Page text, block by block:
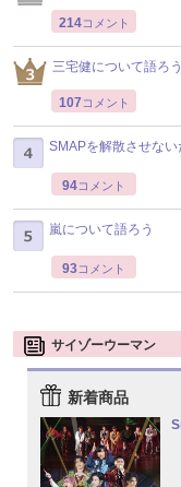
214コメント
三宅健について語ろう
107 コメント
SMAPを解散させな
94コメント
嵐について語ろう
93コメント
サイゾーウーマン
新着商品